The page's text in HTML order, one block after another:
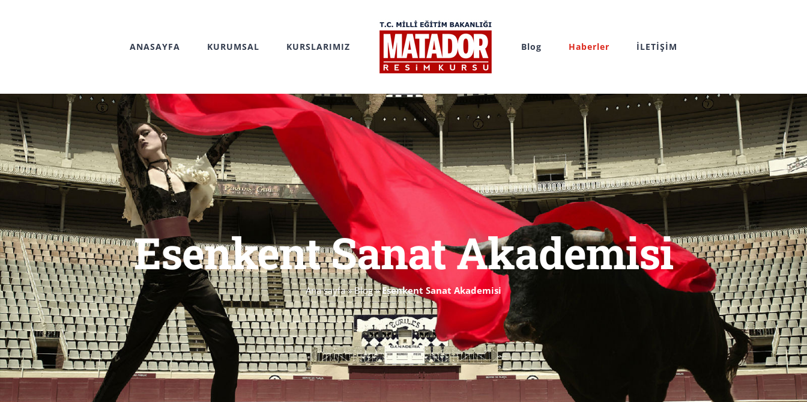
ANASAYFA KURUMSAL KURSLARIMIZ Blog Haberler İLETİŞİM
Esenkent Sanat Akademisi
Ana sayfa»Blog»Esenkent Sanat Akademisi